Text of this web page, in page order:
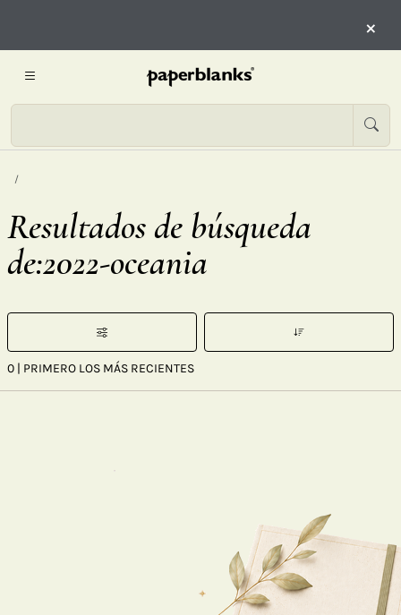
×
Resultados de búsqueda
de:2022-oceania
0 | PRIMERO LOS MÁS RECIENTES